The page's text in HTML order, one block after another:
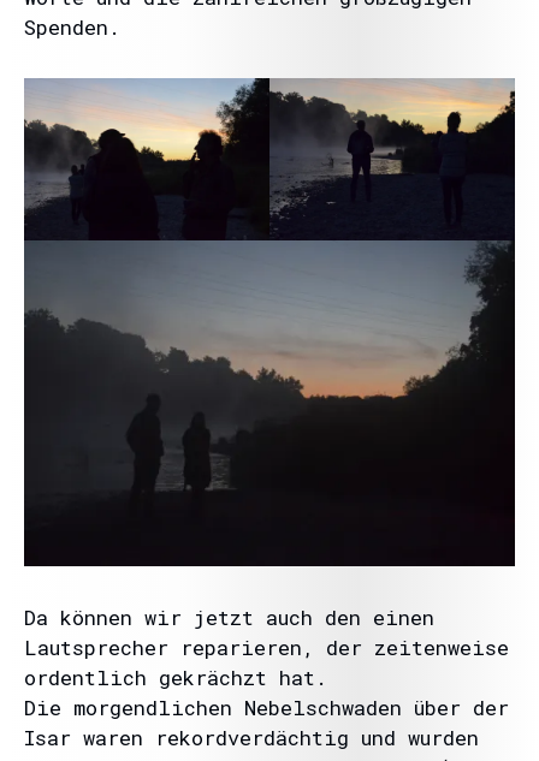
Spenden.
Da können wir jetzt auch den einen
Lautsprecher reparieren, der zeitenweise
ordentlich gekrächzt hat.
Die morgendlichen Nebelschwaden über der
Isar waren rekordverdächtig und wurden